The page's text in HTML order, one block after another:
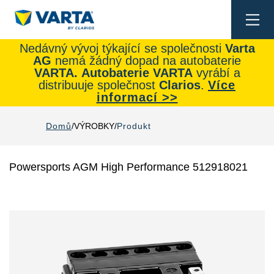
Nedávný vývoj týkající se společnosti Varta
AG nemá žádný dopad na autobaterie
VARTA. Autobaterie VARTAvyrábí a
distribuuje společnost Clarios. Více
informací >>
Domů VÝROBKY Produkt
Powersports AGM High Performance 512918021